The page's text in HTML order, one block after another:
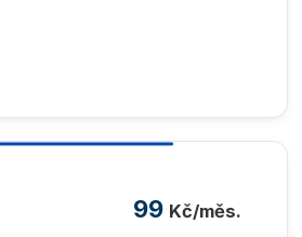
99 Kč/měs.